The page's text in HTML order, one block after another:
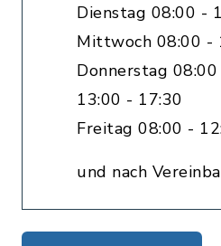
Dienstag 08:00 -
Mittwoch 08:00 -
Donnerstag
13:00 - 17:30
Freitag 08:00 -
und nach